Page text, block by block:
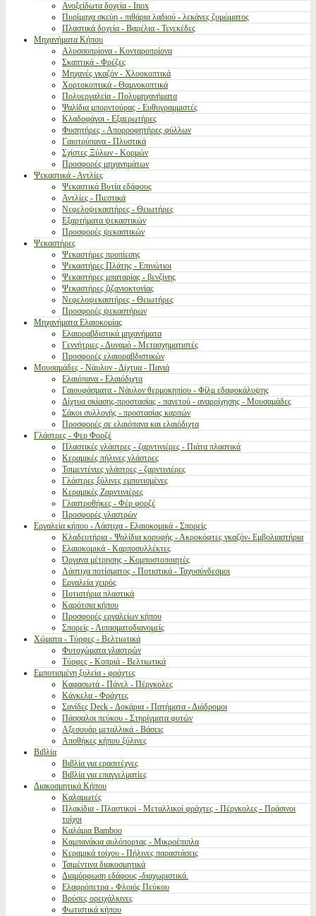
Ανοξείδωτα δοχεία - Inox
Πυρίμαχα σκεύη - πιθάρια λαδιού - λεκάνες ζυμώματος
Πλαστικά δοχεία - Βαρέλια - Τενεκέδες
Μηχανήματα Κήπου
Αλυσσοπρίονα - Κονταροπρίονα
Σκαπτικά - Φρέζες
Μηχανές γκαζόν - Χλοοκοπτικά
Χορτοκοπτικά - Θαμνοκοπτικά
Πολυεργαλεία - Πολυμηχανήματα
Ψαλίδια μπορντούρας - Ευθυγραμμιστές
Κλαδοφάγοι - Εξαερωτήρες
Φυσητήρες - Απορροφητήρες φύλλων
Γαιοτρύπανα - Πλυστικά
Σχίστες Ξύλων - Κορμών
Προσφορές μηχανημάτων
Ψεκαστικά - Αντλίες
Ψεκαστικά Βυτία εδάφους
Αντλίες - Πιεστικά
Νεφελοψεκαστήρες - Θειωτήρες
Εξαρτήματα ψεκαστικών
Προσφορές ψεκαστικών
Ψεκαστήρες
Ψεκαστήρες προπίεσης
Ψεκαστήρες Πλάτης - Επινώτιοι
Ψεκαστήρες μπαταρίας - βενζίνης
Ψεκαστήρες ζιζανιοκτονίας
Νεφελοψεκαστήρες - Θειωτήρες
Προσφορές ψεκαστήρων
Μηχανήματα Ελαιοκομίας
Ελαιοραβδιστικά μηχανήματα
Γεννήτριες - Δυναμό - Μετασχηματιστές
Προσφορές ελαιοραβδιστικών
Μουσαμάδες - Νάυλον - Δίχτυα - Πανιά
Ελαιόπανα - Ελαιόδιχτα
Γαιουφάσματα - Νάυλον θερμοκηπίου - Φίλμ εδαφοκάλυψης
Δίχτυα σκίασης-προστασίας - παγετού - αναρρίχησης - Μουσαμάδες
Σάκοι συλλογής - προστασίας καρπών
Προσφορές σε ελαιόπανα και ελαιόδιχτα
Γλάστρες - Φερ Φορζέ
Πλαστικές γλάστρες - ζαρντινιέρες - Πιάτα πλαστικά
Κεραμικές πήλινες γλάστρες
Τσιμεντένιες γλάστρες - ζαρντινιέρες
Γλάστρες ξύλινες εμποτισμένες
Κεραμικές Ζαρντινιέρες
Γλαστροθήκες - Φέρ φορζέ
Προσφορές γλαστρών
Εργαλεία κήπου - Λάστιχα - Ελαιοκομικά - Σπορείς
Κλαδευτήρια - Ψαλίδια κορυφής - Ακροκόφτες γκαζόν- Εμβολιαστήρια
Ελαιοκομικά - Καρποσυλλέκτες
Όργανα μέτρησης - Κομποστοποιητές
Λάστιχα ποτίσματος - Ποτιστικά - Ταχυσύνδεσμοι
Εργαλεία χειρός
Ποτιστήρια πλαστικά
Καρότσια κήπου
Προσφορές εργαλείων κήπου
Σπορείς - Λιπασματοδιανομείς
Χώματα - Τύρφες - Βελτιωτικά
Φυτοχώματα γλαστρών
Τύρφες - Κοπριά - Βελτιωτικά
Εμποτισμένη ξυλεία - φράχτες
Καφασωτά - Πάνελ - Πέργκολες
Κάγκελα - Φράχτες
Σανίδες Deck - Δοκάρια - Πατήματα - Διάδρομοι
Πάσσαλοι πεύκου - Στηρίγματα φυτών
Αξεσουάρ μεταλλικά - Βάσεις
Αποθήκες κήπου ξύλινες
Βιβλία
Βιβλία για ερασιτέχνες
Βιβλία για επαγγελματίες
Διακοσμητικά Κήπου
Καλαμωτές
Πλακίδια - Πλαστικοί - Μεταλλικοί φράχτες - Πέργκολες - Πράσινοι
τοίχοι
Καλάμια Bamboo
Καμπανάκια αυλόπορτας - Μικροέπιπλα
Κεραμικά τοίχου - Πήλινες παραστάσεις
Τσιμέντινα διακοσμητικά
Διαμόρφωση εδάφους -διαχωριστικά.
Ελαφρόπετρα - Φλοιός Πεύκου
Βρύσες ορειχάλκινες
Φωτιστικά κήπου